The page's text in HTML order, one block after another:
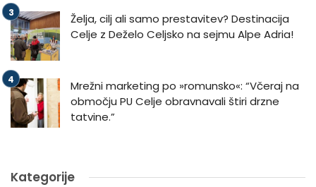
Želja, cilj ali samo prestavitev? Destinacija
Celje z Deželo Celjsko na sejmu Alpe Adria!
Mrežni marketing po »romunsko«: “Včeraj na
območju PU Celje obravnavali štiri drzne
tatvine.”
Kategorije